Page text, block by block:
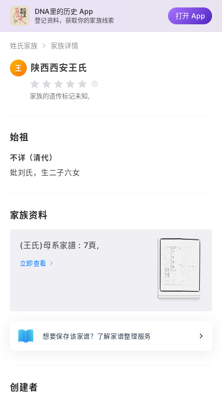
姓氏家族 家族详情
王 陕西西安王氏
家族的遗传标记未知,
始祖
不详（清代）
妣刘氏，生二子六女
家族资料
(王氏)母系家譜 : 7頁,
立即查看
想要保存该家谱？了解家谱整理服务
创建者
DNA里的历史 App
登记资料，获取你的家族线索
打开 App